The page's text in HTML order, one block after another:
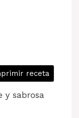
receta
y sabrosa